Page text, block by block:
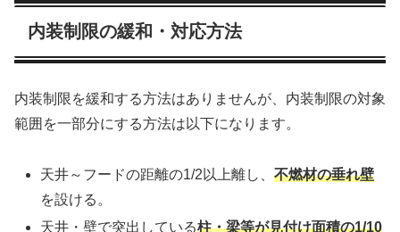
内装制限の緩和・対応方法
内装制限を緩和する方法はありませんが、内装制限の対象
範囲を一部分にする方法は以下になります。
天井～フードの距離の1/2以上離し、不燃材の垂れ壁
を設ける。
天井・壁で突出している柱・梁等が見付け面積の1/10